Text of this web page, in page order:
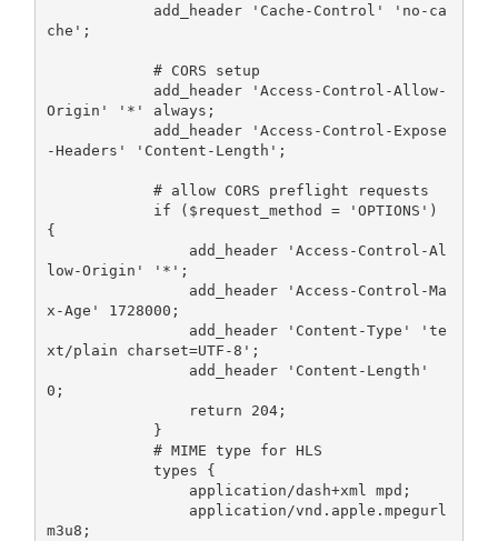
            add_header
'Cache-Control'
'no-ca
che' ;
# CORS setup
            add_header
'Access-Control-Allow-
Origin'
'*' always ;
            add_header
'Access-Control-Expose
-Headers'
'Content-Length' ;
# allow CORS preflight requests
if
( $request_method = 'OPTIONS' )
{
                add_header
'Access-Control-Al
low-Origin'
'*' ;
                add_header
'Access-Control-Ma
x-Age'
1728000 ;
                add_header
'Content-Type'
'te
xt/plain charset=UTF-8' ;
                add_header
'Content-Length'
0 ;
return
204;
}
# MIME type for HLS
            types
{
                application
/dash+xml mpd ;
                application
/vnd . apple . mpegurl
m3u8 ;